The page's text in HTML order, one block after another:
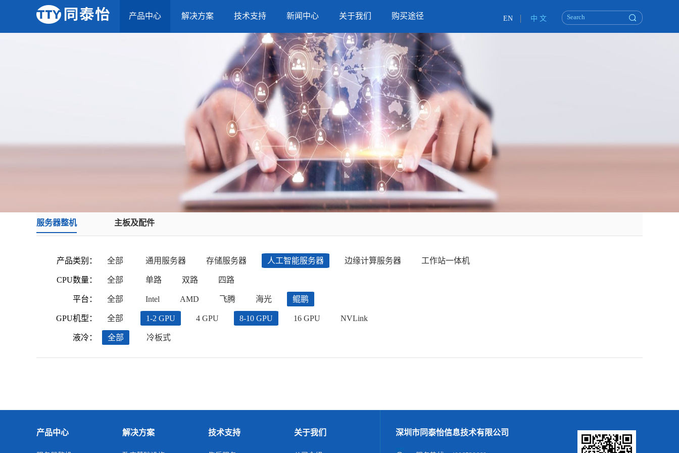
EN 中 文
产品中心 解决方案 技术支持 新闻中心 关于我们 购买途径
服务器整机 主板及配件
产品类别：
CPU数量：
平台：
GPU机型：
液冷：
全部 通用服务器 存储服务器 人工智能服务器 边缘计算服务器 工作站一体机
全部 单路 双路 四路
全部 Intel AMD 飞腾 海光 鲲鹏
全部 1-2 GPU 4 GPU 8-10 GPU 16 GPU NVLink
全部 冷板式
产品中心 解决方案 技术支持 关于我们 深圳市同泰怡信息技术有限公司